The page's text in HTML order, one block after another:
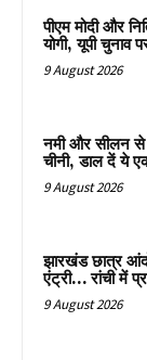
पीएम मोदी और
योगी, यूपी चुनाव
9 August 2026
नमी और सीलन से
चीनी, डाल दें ये
9 August 2026
झारखंड छात्र
एंट्री… रांची में
9 August 2026